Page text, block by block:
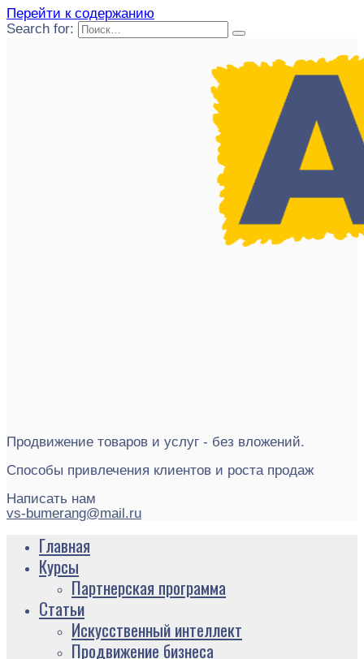
Перейти к содержанию
Search for:
Продвижение товаров и услуг - без вложений.
Способы привлечения клиентов и роста продаж
Написать нам
vs-bumerang@mail.ru
Главная
Курсы
Партнерская программа
Статьи
Искусственный интеллект
Продвижение бизнеса